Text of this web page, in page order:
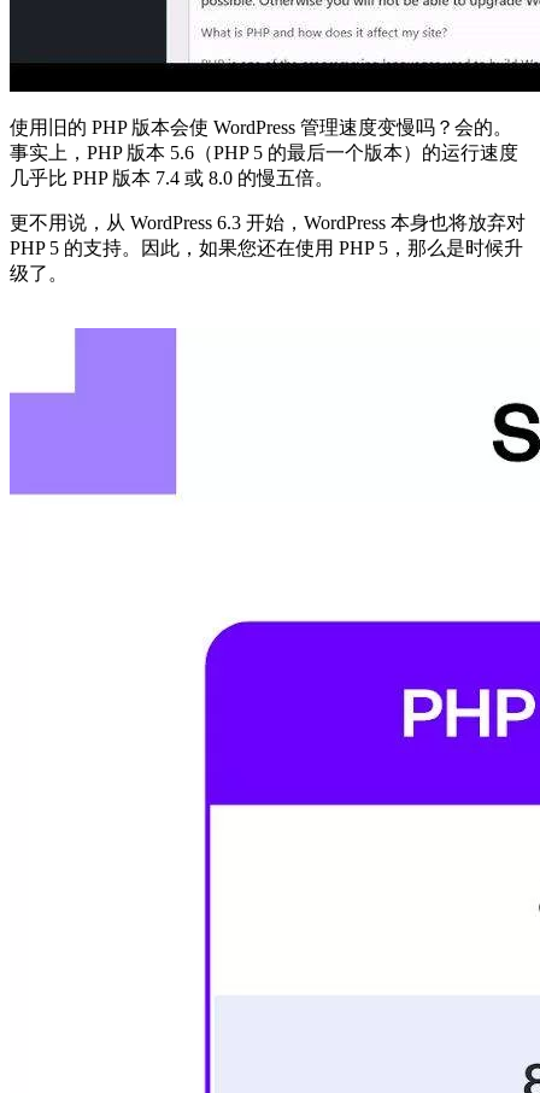
使用旧的 PHP 版本会使 WordPress 管理速度变慢吗？会的。
事实上，PHP 版本 5.6（PHP 5 的最后一个版本）的运行速度
几乎比 PHP 版本 7.4 或 8.0 的慢五倍。
更不用说，从 WordPress 6.3 开始，WordPress 本身也将放弃对
PHP 5 的支持。因此，如果您还在使用 PHP 5，那么是时候升
级了。